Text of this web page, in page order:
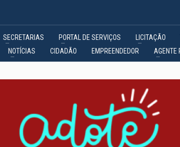
SECRETARIAS PORTAL DE SERVIÇOS LICITAÇÃO
NOTÍCIAS CIDADÃO EMPREENDEDOR AGENTE